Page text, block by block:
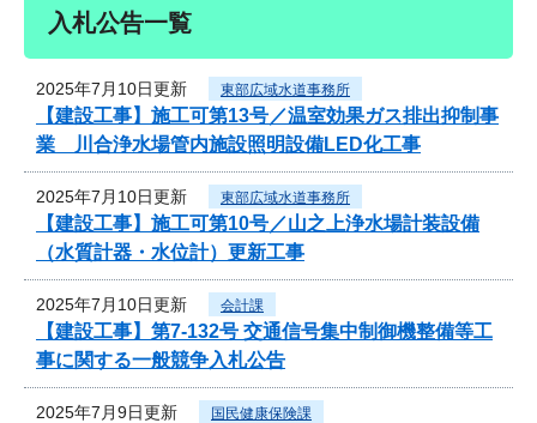
入札公告一覧
2025年7月10日更新 東部広域水道事務所
【建設工事】施工可第13号／温室効果ガス排出抑制事
業 川合浄水場管内施設照明設備LED化工事
2025年7月10日更新 東部広域水道事務所
【建設工事】施工可第10号／山之上浄水場計装設備
（水質計器・水位計）更新工事
2025年7月10日更新 会計課
【建設工事】第7-132号 交通信号集中制御機整備等工
事に関する一般競争入札公告
2025年7月9日更新 国民健康保険課